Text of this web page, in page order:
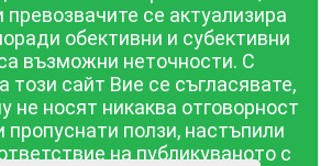
превозвачите се актуализира
обективни и субективни
възможни неточности. С
този сайт Вие се съгласявате,
не носят никаква отговорност
пропуснати ползи, настъпили
на публикуваното с